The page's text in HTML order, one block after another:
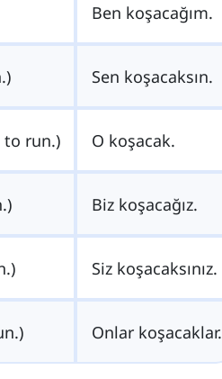
Ben koşacağım.
Sen koşacaksın.
run.) O koşacak.
Biz koşacağız.
Siz koşacaksınız.
Onlar koşacaklar.